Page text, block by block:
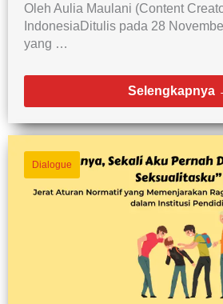
Oleh Aulia Maulani (Content
IndonesiaDitulis pada 28
yang …
Selengkapnya
Dialogue